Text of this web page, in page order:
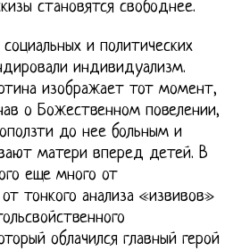
становятся свободнее.
и политических
индивидуализм.
изображает тот момент,
о Божественном повелении,
до нее больным и
матери вперед детей. В
еще много от
тонкого анализа «извивов»
облачился главный герой